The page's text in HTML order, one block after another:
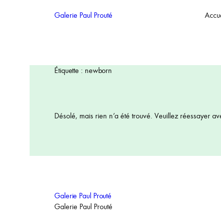
Galerie Paul Prouté
Étiquette : newborn
Désolé, mais rien n’a été trouvé. Veuillez réessayer
Galerie Paul Prouté
Galerie Paul Prouté